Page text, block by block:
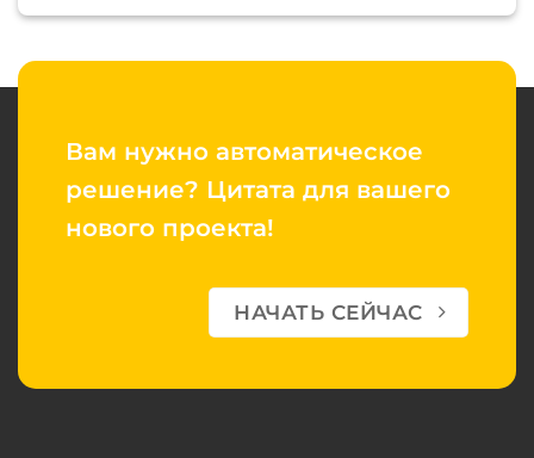
Вам нужно автоматическое
решение? Цитата для вашего
нового проекта!
НАЧАТЬ СЕЙЧАС